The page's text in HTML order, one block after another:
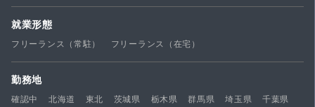
就業形態
フリーランス（常駐） フリーランス（在宅）
勤務地
確認中 北海道 東北 茨城県 栃木県 群馬県 埼玉県
千葉県